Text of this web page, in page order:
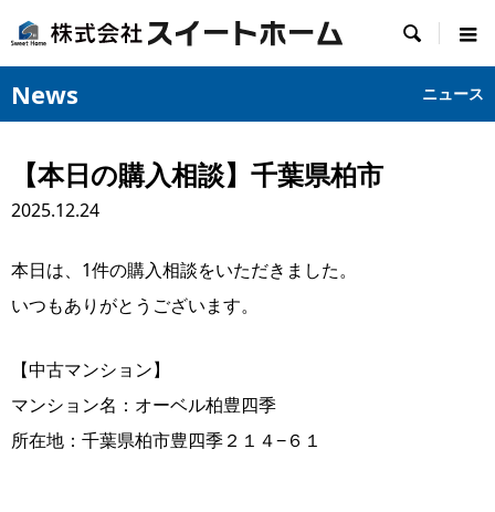

News ニュース
【本日の購入相談】千葉県柏市
2025.12.24
本日は、1件の購入相談をいただきました。
いつもありがとうございます。
【中古マンション】
マンション名：オーベル柏豊四季
所在地：千葉県柏市豊四季２１４−６１